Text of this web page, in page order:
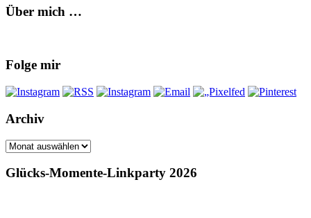
Über mich …
Folge mir
Archiv
Archiv
Glücks-Momente-Linkparty 2026